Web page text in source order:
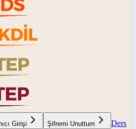
Girişi Şifremi Unuttum
Ders